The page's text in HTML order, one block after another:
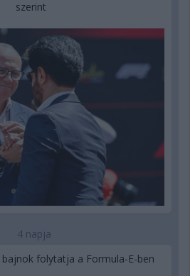
szerint
4 napja
folytatja a Formula-E-ben